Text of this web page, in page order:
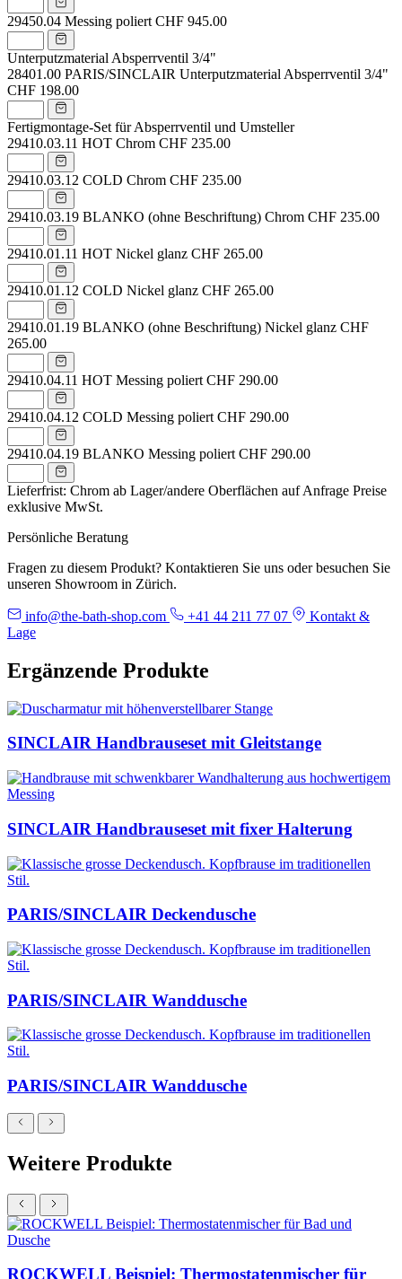
29450.04 Messing poliert CHF 945.00
Unterputzmaterial Absperrventil 3/4"
28401.00 PARIS/SINCLAIR Unterputzmaterial Absperrventil 3/4"
CHF 198.00
Fertigmontage-Set für Absperrventil und Umsteller
29410.03.11 HOT Chrom CHF 235.00
29410.03.12 COLD Chrom CHF 235.00
29410.03.19 BLANKO (ohne Beschriftung) Chrom CHF 235.00
29410.01.11 HOT Nickel glanz CHF 265.00
29410.01.12 COLD Nickel glanz CHF 265.00
29410.01.19 BLANKO (ohne Beschriftung) Nickel glanz CHF
265.00
29410.04.11 HOT Messing poliert CHF 290.00
29410.04.12 COLD Messing poliert CHF 290.00
29410.04.19 BLANKO Messing poliert CHF 290.00
Lieferfrist: Chrom ab Lager/andere Oberflächen auf Anfrage Preise
exklusive MwSt.
Persönliche Beratung
Fragen zu diesem Produkt? Kontaktieren Sie uns oder besuchen Sie
unseren Showroom in Zürich.
info@the-bath-shop.com +41 44 211 77 07
Kontakt &
Lage
Ergänzende Produkte
SINCLAIR Handbrauseset mit Gleitstange
SINCLAIR Handbrauseset mit fixer Halterung
PARIS/SINCLAIR Deckendusche
PARIS/SINCLAIR Wanddusche
PARIS/SINCLAIR Wanddusche
Weitere Produkte
ROCKWELL Beispiel: Thermostatenmischer für